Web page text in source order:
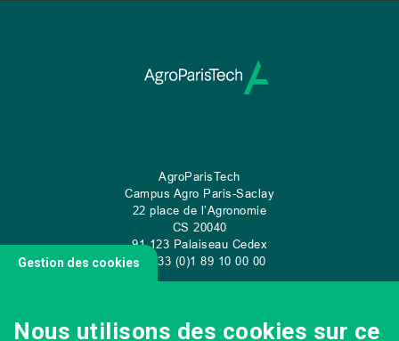
AgroParisTech
Campus Agro Paris-Saclay
22 place de l’Agronomie
CS 20040
91 123 Palaiseau Cedex
Tel: 33 (0)1 89 10 00 00
Gestion des cookies
Nous utilisons des cookies sur ce